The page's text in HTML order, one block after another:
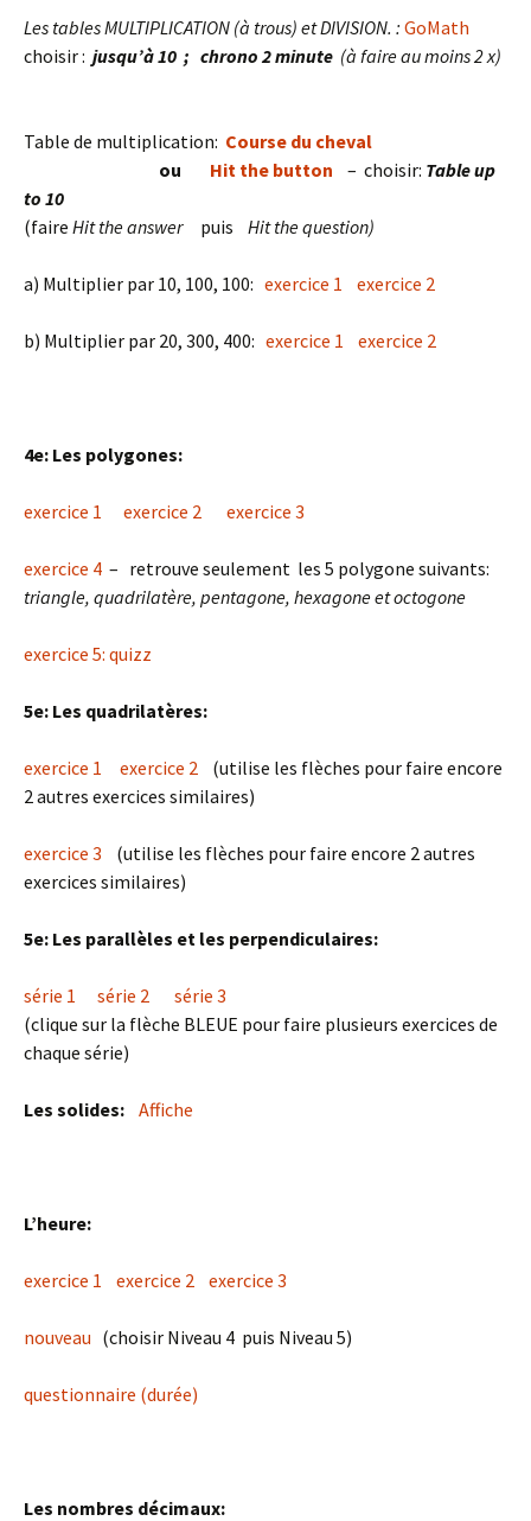
Les tables MULTIPLICATION (à trous) et DIVISION. : GoMath
choisir : jusqu’à 10 ; chrono 2 minute (à faire au moins 2 x)
Table de multiplication: Course du cheval
ou Hit the button – choisir: Table up
to 10
(faire Hit the answerpuis Hit the question)
a) Multiplier par 10, 100, 100: exercice 1 exercice 2
b) Multiplier par 20, 300, 400: exercice 1 exercice 2
4e: Les polygones:
exercice 1 exercice 2 exercice 3
exercice 4 – retrouve seulement les 5 polygone suivants:
triangle, quadrilatère, pentagone, hexagone et octogone
exercice 5: quizz
5e: Les quadrilatères:
exercice 1 exercice 2 (utilise les flèches pour faire encore
2 autres exercices similaires)
exercice 3
(utilise les flèches pour faire encore 2 autres
exercices similaires)
5e: Les parallèles et les perpendiculaires:
série 1 série 2
série 3
(clique sur la flèche BLEUE pour faire plusieurs exercices de
chaque série)
Les solides: Affiche
L’heure:
exercice 1 exercice 2 exercice 3
nouveau (choisir Niveau 4 puis Niveau 5)
questionnaire (durée)
Les nombres décimaux: